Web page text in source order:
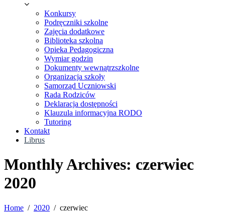
Konkursy
Podręczniki szkolne
Zajęcia dodatkowe
Biblioteka szkolna
Opieka Pedagogiczna
Wymiar godzin
Dokumenty wewnątrzszkolne
Organizacja szkoły
Samorząd Uczniowski
Rada Rodziców
Deklaracja dostępności
Klauzula informacyjna RODO
Tutoring
Kontakt
Librus
Monthly Archives: czerwiec
2020
Home 2020 czerwiec